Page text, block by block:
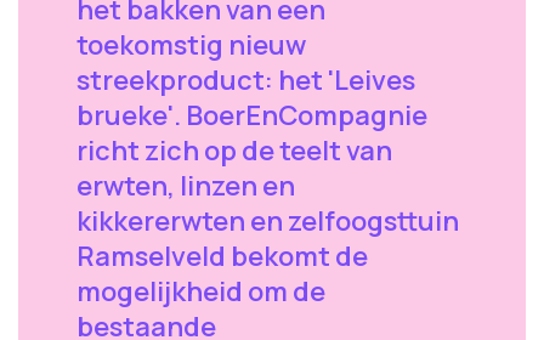
het bakken van een
toekomstig nieuw
streekproduct: het 'Leives
brueke'. BoerEnCompagnie
richt zich op de teelt van
erwten, linzen en
kikkererwten en zelfoogsttuin
Ramselveld bekomt de
mogelijkheid om de
bestaande